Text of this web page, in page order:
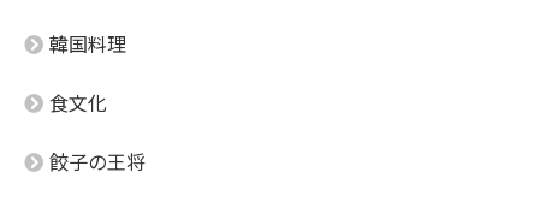
韓国料理
食文化
餃子の王将